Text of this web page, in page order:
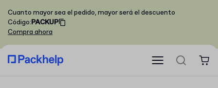
Cuanto mayor sea el pedido, mayor será el descuento
Código:PACKUP
Compra ahora